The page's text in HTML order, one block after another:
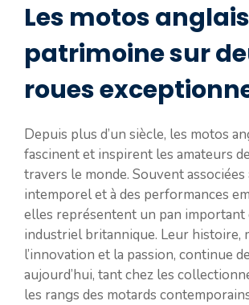
Les motos
patrimoine sur
roues
Depuis plus d’un siècle, les motos
fascinent et inspirent les amateurs
travers le monde. Souvent
intemporel et à des performances
elles représentent un pan important
industriel britannique. Leur histoire,
l’innovation et la passion, continue
aujourd’hui, tant chez les
les rangs des motards